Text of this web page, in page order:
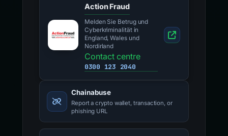
Action Fraud
Melden Sie Betrug und
Cyberkriminalität in
England, Wales und
Nordirland
Contact centre
0300 123 2040
Chainabuse
Report a crypto wallet, transaction, or
phishing URL